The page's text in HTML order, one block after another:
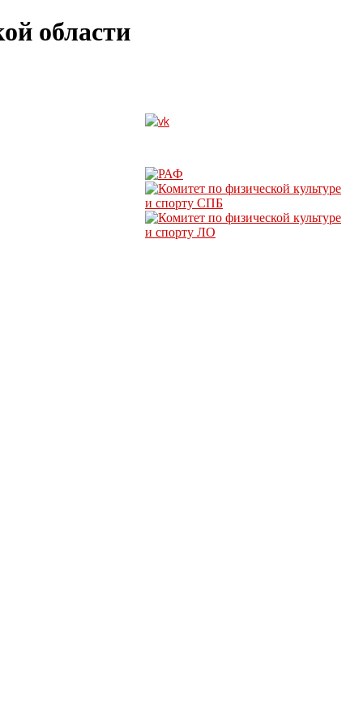
области